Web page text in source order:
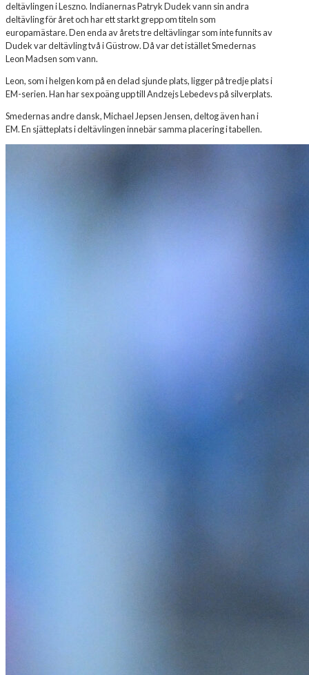
deltävlingen i Leszno. Indianernas Patryk Dudek vann sin andra
deltävling för året och har ett starkt grepp om titeln som
europamästare. Den enda av årets tre deltävlingar som inte funnits av
Dudek var deltävling två i Güstrow. Då var det istället Smedernas
Leon Madsen som vann.
Leon, som i helgen kom på en delad sjunde plats, ligger på tredje plats i
EM-serien. Han har sex poäng upp till Andzejs Lebedevs på silverplats.
Smedernas andre dansk, Michael Jepsen Jensen, deltog även han i
EM. En sjätteplats i deltävlingen innebär samma placering i tabellen.